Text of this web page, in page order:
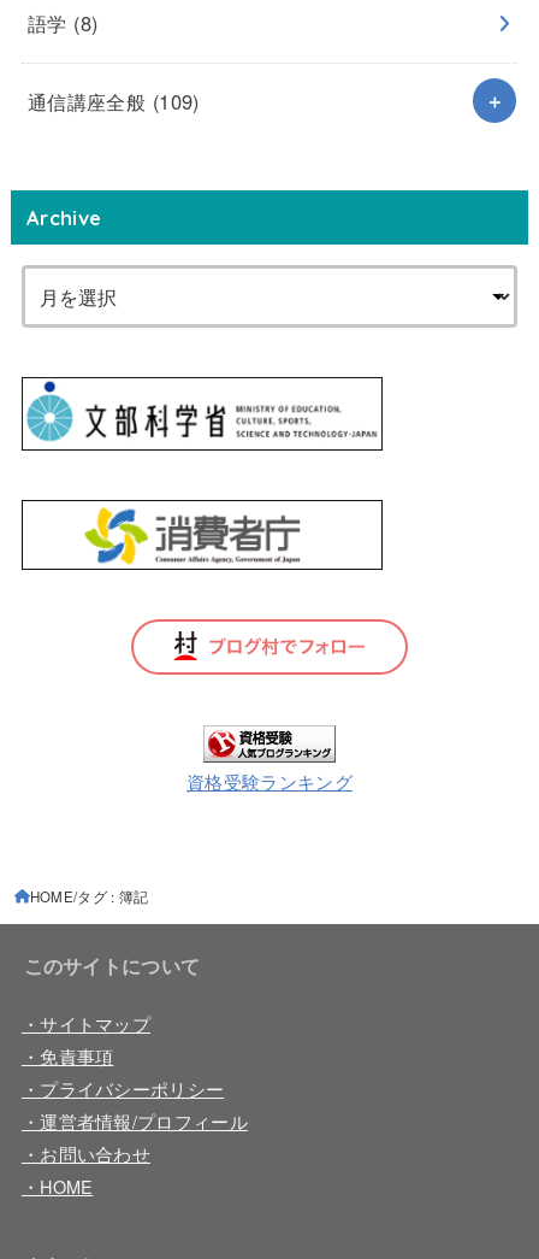
語学 (8)
通信講座全般 (109)
Archive
資格受験ランキング
HOME タグ : 簿記
このサイトについて
・サイトマップ
・免責事項
・プライバシーポリシー
・運営者情報/プロフィール
・お問い合わせ
・HOME